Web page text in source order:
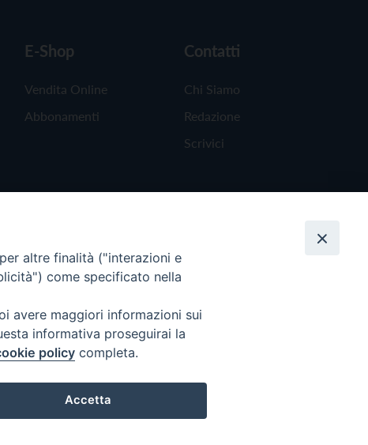
E-Shop
Vendita Online
Abbonamenti
Contatti
Chi Siamo
Redazione
Scrivici
altre finalità ("interazioni e
come specificato nella
avere maggiori informazioni sui
informativa proseguirai la
policy completa.
Accetta